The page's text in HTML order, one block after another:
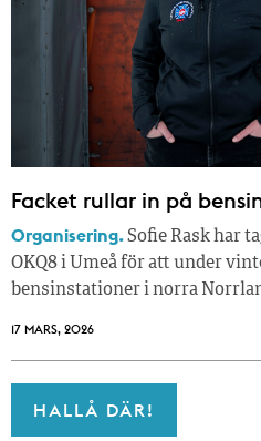
Facket rullar in på
Organisering.Sofie Rask har
OKQ8 i Umeå för att under
bensinstationer i norra
17 MARS, 2026
HALLÅ DÄR!